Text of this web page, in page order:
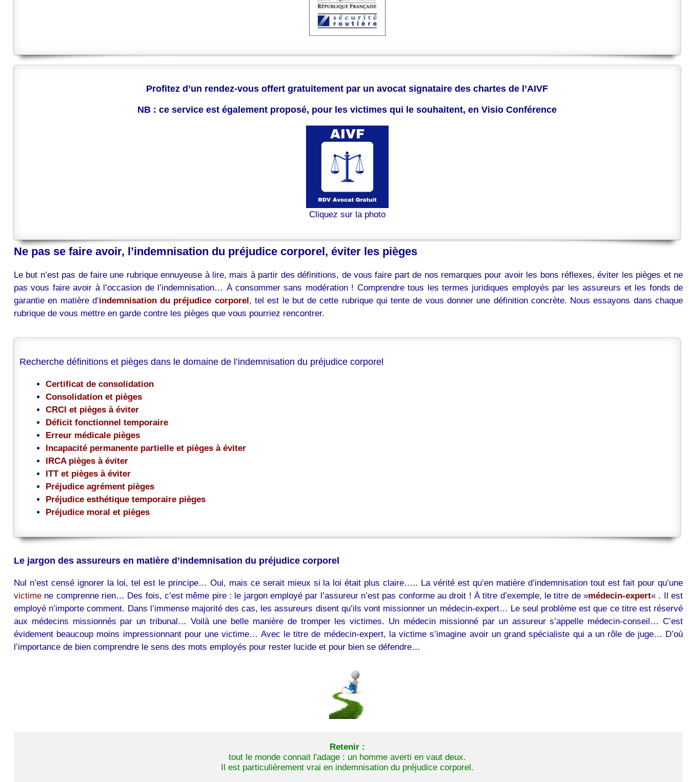
Profitez d’un rendez-vous offert gratuitement par un avocat signataire des chartes de l’AIVF
NB : ce service est également proposé, pour les victimes qui le souhaitent, en Visio Conférence
Cliquez sur la photo
Ne pas se faire avoir, l’indemnisation du préjudice corporel, éviter les pièges
Le but n’est pas de faire une rubrique ennuyeuse à lire, mais à partir des définitions, de vous faire part de nos remarques pour avoir les bons réflexes, éviter les pièges et ne
pas vous faire avoir à l’occasion de l’indemnisation… À consommer sans modération ! Comprendre tous les termes juridiques employés par les assureurs et les fonds de
garantie en matière d‘indemnisation du préjudice corporel, tel est le but de cette rubrique qui tente de vous donner une définition concrète. Nous essayons dans chaque
rubrique de vous mettre en garde contre les pièges que vous pourriez rencontrer.
Recherche définitions et pièges dans le domaine de l’indemnisation du préjudice corporel
Certificat de consolidation
Consolidation et pièges
CRCI et pièges à éviter
Déficit fonctionnel temporaire
Erreur médicale pièges
Incapacité permanente partielle et pièges à éviter
IRCA pièges à éviter
ITT et pièges à éviter
Préjudice agrément pièges
Préjudice esthétique temporaire pièges
Préjudice moral et pièges
Le jargon des assureurs en matière d’indemnisation du préjudice corporel
Nul n’est censé ignorer la loi, tel est le principe… Oui, mais ce serait mieux si la loi était plus claire….. La vérité est qu’en matière d’indemnisation tout est fait pour qu’une
victime ne comprenne rien… Des fois, c’est même pire : le jargon employé par l’assureur n’est pas conforme au droit ! À titre d’exemple, le titre de »médecin-expert« . Il est
employé n’importe comment. Dans l’immense majorité des cas, les assureurs disent qu’ils vont missionner un médecin-expert… Le seul problème est que ce titre est réservé
aux médecins missionnés par un tribunal… Voilà une belle manière de tromper les victimes. Un médecin missionné par un assureur s’appelle médecin-conseil… C’est
évidement beaucoup moins impressionnant pour une victime… Avec le titre de médecin-expert, la victime s’imagine avoir un grand spécialiste qui a un rôle de juge… D’où
l’importance de bien comprendre le sens des mots employés pour rester lucide et pour bien se défendre…
Retenir :
tout le monde connait l'adage : un homme averti en vaut deux.
Il est particulièrement vrai en indemnisation du préjudice corporel.